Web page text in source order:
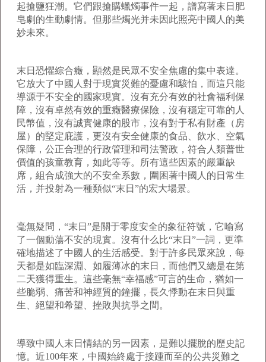
起搶鹽狂潮。它們跟搶購蠟燭事件一起，譜寫著末日肥
皂劇的生動劇情。但那些燭光并未因此照亮中國人的美
妙未來。
末日恐懼綜合癥，顯然是民眾不安全焦慮的集中表達。
它放大了中國人對于現實災難的憂慮和駭怕，而這只能
導源于不安全的國家現實。沒有充分有效的社會福利保
障，沒有卓然有效的重癥醫療保險，沒有穩定可靠的人
民幣值，沒有誠實健康的股市，沒有對于私有財產（房
屋）的堅定庇護，更沒有安全健康的食品、飲水、空氣
保障，公正合理的行政管理和司法警政，符合人類普世
價值的孩童教育，如此等等。所有這些因素的嚴重缺
席，組合成強大的不安全系數，圍困著中國人的日常生
活，并投射為一種類似“末日”的宏大場景。
毫無疑問，“末日”是關于零度安全的象征符號，它喻寫
了一個動蕩不安的現實。沒有什么比“末日”一詞，更準
確地描述了中國人的生活感受。對于許多民眾來說，每
天都是如臨深淵、如履薄冰的末日，而他們又總是在第
二天獲得重生。這些毫無“幸福感”可言的生命，猶如一
些脆弱、痛苦和神經質的鐘擺，長久悸動在末日與重
生、絕望和希望、挫敗與抗爭之間。
導致中國人末日情結的另一因素，是難以擺脫的歷史記
憶。近100年來，中國始終處于接踵而至的公共災難之